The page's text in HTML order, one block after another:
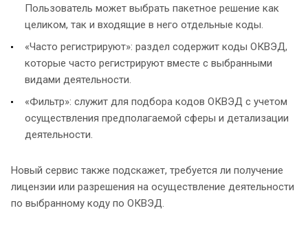
Пользователь может выбрать пакетное решение как
целиком, так и входящие в него отдельные коды.
«Часто регистрируют»: раздел содержит коды ОКВЭД,
которые часто регистрируют вместе с выбранными
видами деятельности.
«Фильтр»: служит для подбора кодов ОКВЭД с учетом
осуществления предполагаемой сферы и детализации
деятельности.
Новый сервис также подскажет, требуется ли получение
лицензии или разрешения на осуществление деятельности
по выбранному коду по ОКВЭД.